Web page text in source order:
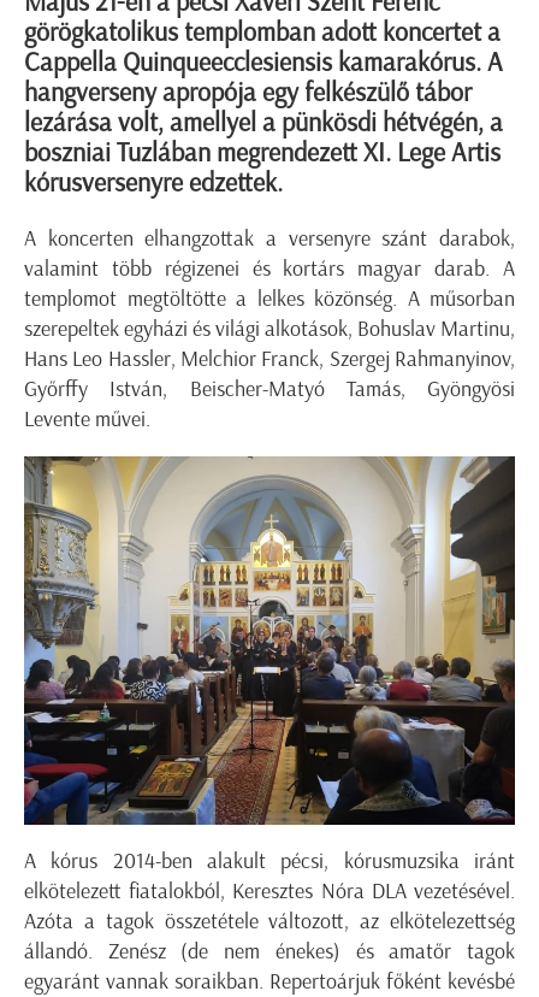
görögkatolikus templomban adott koncertet a
Cappella Quinqueecclesiensis kamarakórus. A
hangverseny apropója egy felkészülő tábor
lezárása volt, amellyel a pünkösdi hétvégén, a
boszniai Tuzlában megrendezett XI. Lege Artis
kórusversenyre edzettek.
A koncerten elhangzottak a versenyre szánt darabok,
valamint több régizenei és kortárs magyar darab. A
templomot megtöltötte a lelkes közönség. A műsorban
szerepeltek egyházi és világi alkotások, Bohuslav Martinu,
Hans Leo Hassler, Melchior Franck, Szergej Rahmanyinov,
Győrffy István, Beischer-Matyó Tamás, Gyöngyösi
Levente művei.
A kórus 2014-ben alakult pécsi, kórusmuzsika iránt
elkötelezett fiatalokból, Keresztes Nóra DLA vezetésével.
Azóta a tagok összetétele változott, az elkötelezettség
állandó. Zenész (de nem énekes) és amatőr tagok
egyaránt vannak soraikban. Repertoárjuk főként kevésbé